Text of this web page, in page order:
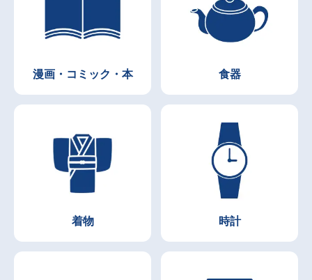
漫画・コミック・本 食器
着物 時計